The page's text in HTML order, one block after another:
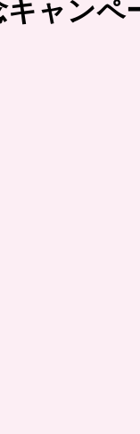
ャンペ